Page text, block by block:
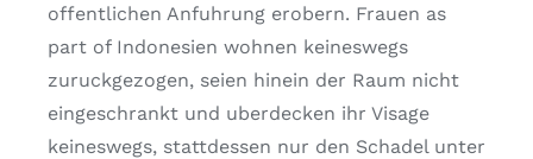
offentlichen Anfuhrung erobern. Frauen as
part of Indonesien wohnen keineswegs
zuruckgezogen, seien hinein der Raum nicht
eingeschrankt und uberdecken ihr Visage
keineswegs, stattdessen nur den Schadel unter